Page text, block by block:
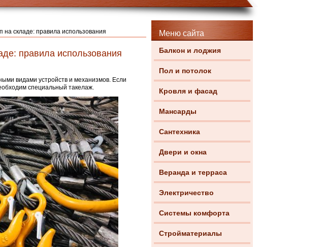
Меню сайта
Балкон и лоджия
Пол и потолок
Кровля и фасад
Мансарды
Сантехника
Двери и окна
Веранда и терраса
Электричество
Системы комфорта
Стройматериалы
на складе: правила использования
правила использования
видами устройств и механизмов. Если
специальный такелаж.